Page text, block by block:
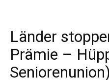
Länder
Prämie –